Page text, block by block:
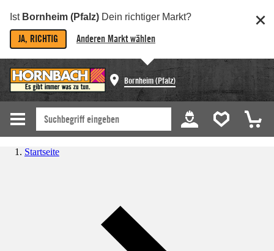
Ist Bornheim (Pfalz) Dein richtiger Markt?
JA, RICHTIG Anderen Markt wählen
Bornheim (Pfalz)
Startseite